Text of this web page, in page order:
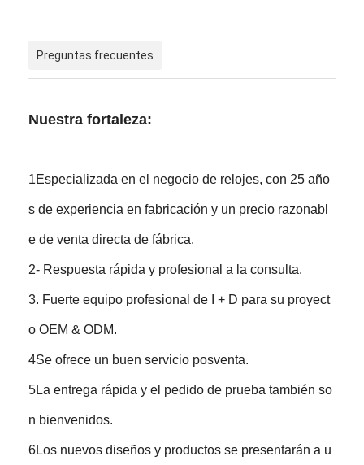
Preguntas frecuentes
Nuestra fortaleza:
1Especializada en el negocio de relojes, con 25 año
s de experiencia en fabricación y un precio razonabl
e de venta directa de fábrica.
2- Respuesta rápida y profesional a la consulta.
3. Fuerte equipo profesional de I + D para su proyect
o OEM & ODM.
4Se ofrece un buen servicio posventa.
5La entrega rápida y el pedido de prueba también so
n bienvenidos.
6Los nuevos diseños y productos se presentarán a u